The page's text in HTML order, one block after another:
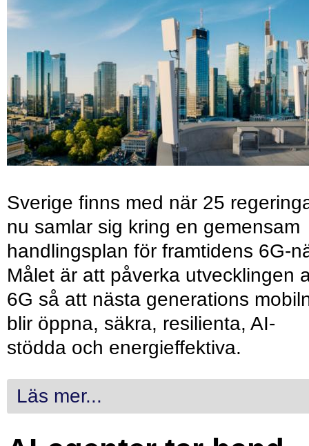
Sverige finns med när 25
nu samlar sig kring en gemensam
handlingsplan för framtidens 6G-
Målet är att påverka utvecklingen
6G så att nästa generations
blir öppna, säkra, resilienta, AI-
stödda och energieffektiva.
Läs mer...